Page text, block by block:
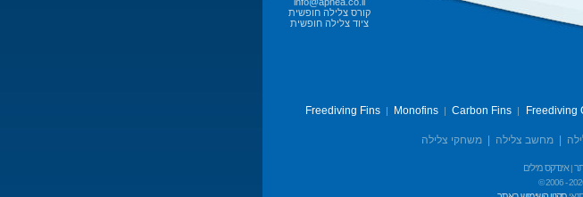
קורס צלילה חופשית
ציוד צלילה חופשית
Freediving Fins| Monofins| Carbon Fins| Freediving
מחשב צלילה משחקי צלילה
|אינדקס מילים
© 2006 -